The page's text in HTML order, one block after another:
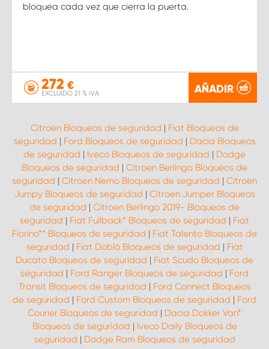
bloquea cada vez que cierra la puerta.
272 €
EXCLUIDO 21 % IVA AÑADIR
Citroen Bloqueos de seguridad | Fiat Bloqueos de
seguridad | Ford Bloqueos de seguridad | Dacia Bloqueos
de seguridad | Iveco Bloqueos de seguridad | Dodge
Bloqueos de seguridad | Citroen Berlingo Bloqueos de
seguridad | Citroen Nemo Bloqueos de seguridad | Citroen
Jumpy Bloqueos de seguridad | Citroen Jumper Bloqueos
de seguridad | Citroen Berlingo 2019- Bloqueos de
seguridad | Fiat Fullback* Bloqueos de seguridad | Fiat
Fiorino** Bloqueos de seguridad | Fiat Talento Bloqueos de
seguridad | Fiat Doblò Bloqueos de seguridad | Fiat
Ducato Bloqueos de seguridad | Fiat Scudo Bloqueos de
seguridad | Ford Ranger Bloqueos de seguridad | Ford
Transit Bloqueos de seguridad | Ford Connect Bloqueos
de seguridad | Ford Custom Bloqueos de seguridad | Ford
Courier Bloqueos de seguridad | Dacia Dokker Van*
Bloqueos de seguridad | Iveco Daily Bloqueos de
seguridad | Dodge Ram Bloqueos de seguridad